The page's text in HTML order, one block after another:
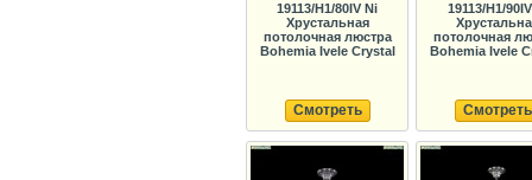
19113/H1/80IV Ni
Хрустальная
потолочная люстра
Bohemia Ivele Crystal
Смотреть
19113/H1/
потолочная
Bohemia Ivele
Смотреть